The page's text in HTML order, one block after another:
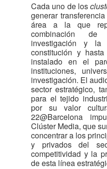
Cada uno de los
generar
área a la que
combinación
investigación y la
constitución y
instalado en el
instituciones,
investigación. El
sector estratégico,
para el tejido
por su valor
22@Barcelona
Clúster Media, que
concentrar a los
y privados del
competitividad y la
de esta línea